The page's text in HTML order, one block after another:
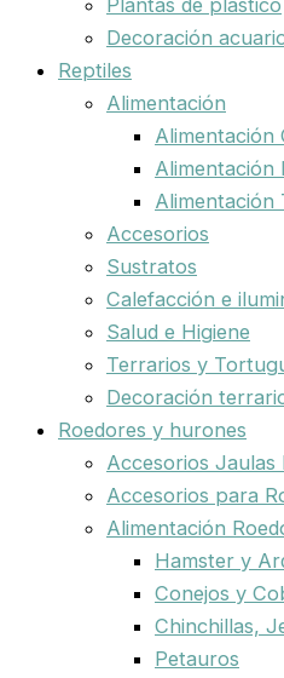
Plantas de plástico
Decoración
Reptiles
Alimentación
Alimentación
Alimentación
Alimentación
Accesorios
Sustratos
Calefacción e
Salud e Higiene
Terrarios y
Decoración
Roedores y hurones
Accesorios Jaulas
Accesorios para
Alimentación
Hamster y
Conejos y
Chinchillas,
Petauros